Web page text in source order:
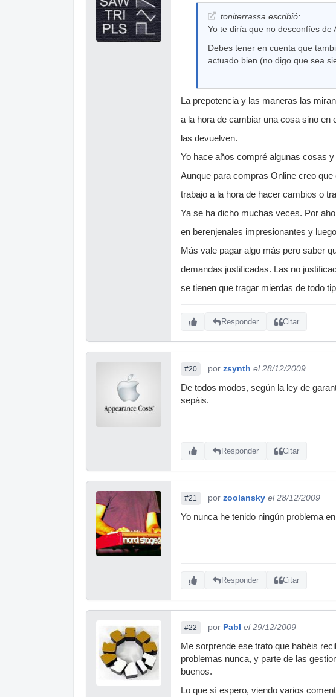
toniterrassa escribió:
Yo te diría que no desconfíes de
Debes tener en cuenta que
actuado bien (no digo que sea
La prepotencia y las maneras las
a la hora de cambiar una cosa sino en
las devuelven.
Yo hace años compré algunas cosas
Aunque para compras Online creo
trabajo a la hora de hacer cambios o
Ya se ha dicho muchas veces. Por
en berenjenales impresionantes y
Más vale pagar algo más pero saber
demandas justificadas. Las no
se tienen que tragar mierdas de todo
Responder Citar
#20 por zsynth el 28/12/2009
De todos modos, según la ley de
sepáis.
Responder Citar
#21 por zoolansky el 28/12/2009
Yo nunca he tenido ningún problema
Responder Citar
#22 por Pabl el 29/12/2009
Me sorprende ese trato que habéis
problemas nunca, y parte de las
buenos.
Lo que sí espero, viendo varios